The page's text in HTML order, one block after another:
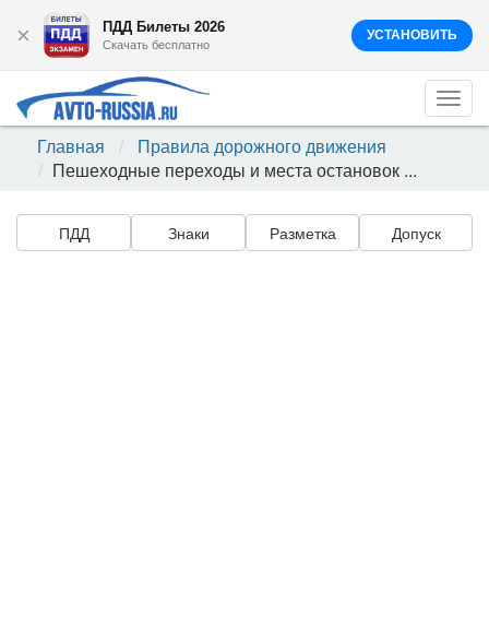
× ПДД Билеты 2026
Скачать бесплатно
УСТАНОВИТЬ
Главная
Правила дорожного движения
Пешеходные переходы и места остановок ...
ПДД Знаки Разметка Допуск